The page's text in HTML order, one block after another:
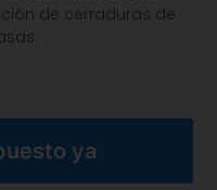
de cerraduras de
ya